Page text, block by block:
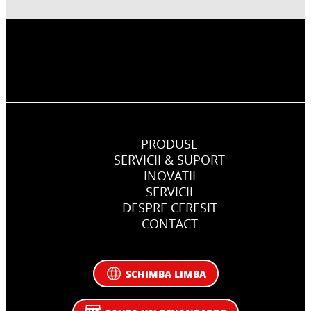
PRODUSE
SERVICII & SUPORT
INOVATII
SERVICII
DESPRE CERESIT
CONTACT
SCHIMBA LIMBA